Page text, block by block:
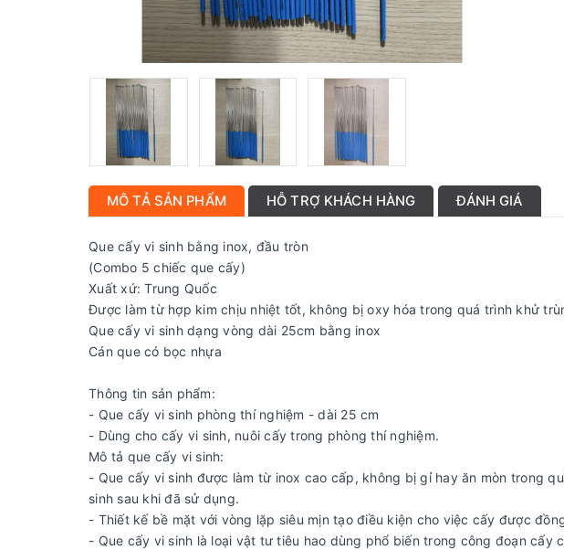
MÔ TẢ SẢN PHẨM HỖ TRỢ KHÁCH HÀNG ĐÁNH GIÁ
Que cấy vi sinh bằng inox, đầu tròn
(Combo 5 chiếc que cấy)
Xuất xứ: Trung Quốc
Được làm từ hợp kim chịu nhiệt tốt, không bị oxy hóa trong quá trình khử
Que cấy vi sinh dạng vòng dài 25cm bằng inox
Cán que có bọc nhựa
Thông tin sản phẩm:
- Que cấy vi sinh phòng thí nghiệm - dài 25 cm
- Dùng cho cấy vi sinh, nuôi cấy trong phòng thí nghiệm.
Mô tả que cấy vi sinh:
- Que cấy vi sinh được làm từ inox cao cấp, không bị gỉ hay ăn mòn trong
sinh sau khi đã sử dụng.
- Thiết kế bề mặt với vòng lặp siêu mịn tạo điều kiện cho việc cấy được
- Que cấy vi sinh là loại vật tư tiêu hao dùng phổ biến trong công đoạn cấy